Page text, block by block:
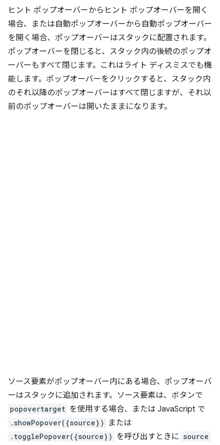
ヒント ポップオーバーからヒント ポップオーバーを開く
場合、または自動ポップオーバーから自動ポップオーバー
を開く場合、ポップオーバーはスタックに配置されます。
ポップオーバーを閉じると、スタック内の後続のポップオ
ーバーもすべて閉じます。これはライト ディスミスでも機
能します。ポップオーバーをクリックすると、スタック内
のそれ以降のポップオーバーはすべて閉じますが、それ以
前のポップオーバーは開いたままになります。
ソース要素がポップオーバー内にある場合、ポップオーバ
ーはスタックに追加されます。ソース要素は、ボタンで
popovertarget を使用する場合、または JavaScript で
.showPopover({source}) または
.togglePopover({source}) を呼び出すときに source